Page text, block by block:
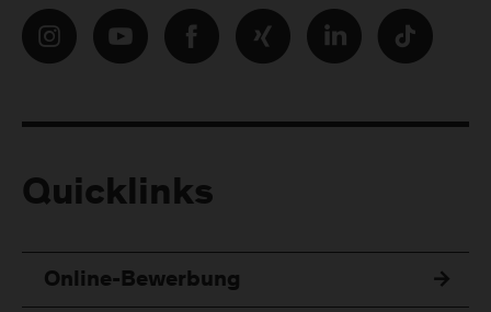
Quicklinks
Online-Bewerbung